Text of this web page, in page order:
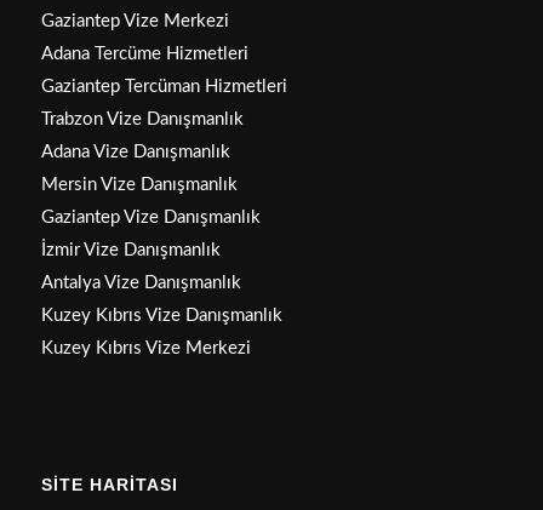
Gaziantep Vize Merkezi
Adana Tercüme Hizmetleri
Gaziantep Tercüman Hizmetleri
Trabzon Vize Danışmanlık
Adana Vize Danışmanlık
Mersin Vize Danışmanlık
Gaziantep Vize Danışmanlık
İzmir Vize Danışmanlık
Antalya Vize Danışmanlık
Kuzey Kıbrıs Vize Danışmanlık
Kuzey Kıbrıs Vize Merkezi
SİTE HARİTASI